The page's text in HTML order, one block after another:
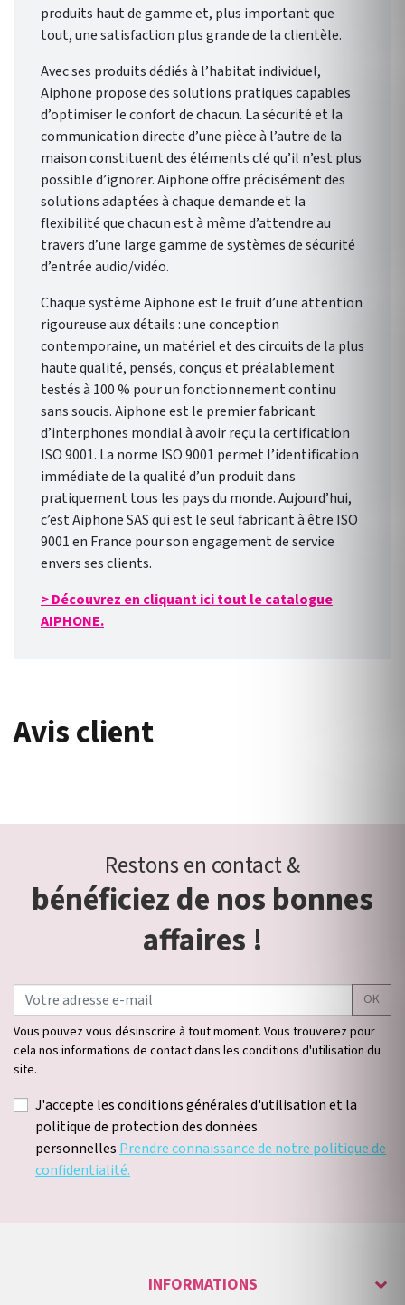
produits haut de gamme et, plus important que
tout, une satisfaction plus grande de la clientèle.
Avec ses produits dédiés à l’habitat individuel,
Aiphone propose des solutions pratiques capables
d’optimiser le confort de chacun. La sécurité et la
communication directe d’une pièce à l’autre de la
maison constituent des éléments clé qu’il n’est plus
possible d’ignorer. Aiphone offre précisément des
solutions adaptées à chaque demande et la
flexibilité que chacun est à même d’attendre au
travers d’une large gamme de systèmes de sécurité
d’entrée audio/vidéo.
Chaque système Aiphone est le fruit d’une attention
rigoureuse aux détails : une conception
contemporaine, un matériel et des circuits de la plus
haute qualité, pensés, conçus et préalablement
testés à 100 % pour un fonctionnement continu
sans soucis. Aiphone est le premier fabricant
d’interphones mondial à avoir reçu la certification
ISO 9001. La norme ISO 9001 permet l’identification
immédiate de la qualité d’un produit dans
pratiquement tous les pays du monde. Aujourd’hui,
c’est Aiphone SAS qui est le seul fabricant à être ISO
9001 en France pour son engagement de service
envers ses clients.
> Découvrez en cliquant ici tout le catalogue
AIPHONE.
Avis client
Restons en contact &
bénéficiez de nos bonnes
affaires !
OK
Vous pouvez vous désinscrire à tout moment. Vous trouverez pour
cela nos informations de contact dans les conditions d'utilisation du
site.
J'accepte les conditions générales d'utilisation et la
politique de protection des données
personnelles Prendre connaissance de notre politique de
confidentialité.
INFORMATIONS